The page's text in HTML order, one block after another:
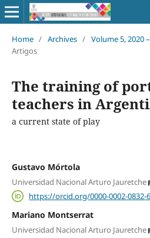
Home / Archives / Volume 5, 2020
Artigos
The training of
teachers in
a current state of play
Gustavo Mórtola
Universidad Nacional Arturo Jauretche
https://orcid.org/0000-0002-
Mariano Montserrat
Universidad Nacional Arturo Jauretche